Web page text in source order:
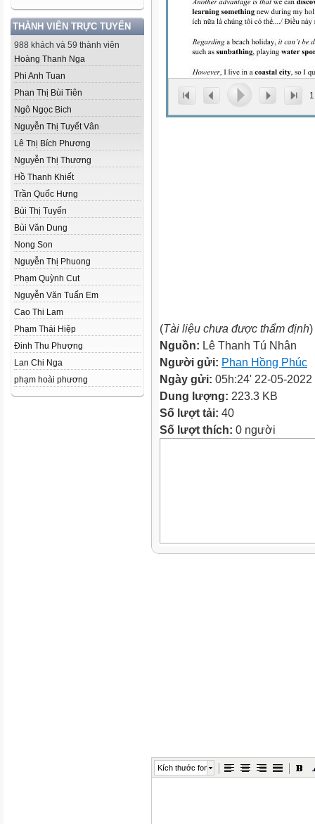
THÀNH VIÊN TRỰC TUYẾN
988 khách và 59 thành viên
Hoàng Thanh Nga
Phi Anh Tuan
Phan Thị Bùi Tiên
Ngô Ngọc Bich
Nguyễn Thị Tuyết Vân
Lê Thị Bích Phương
Nguyễn Thị Thương
Hồ Thanh Khiết
Trần Quốc Hưng
Bùi Thị Tuyến
Bùi Văn Dung
Nong Son
Nguyễn Thị Phuong
Phạm Quỳnh Cut
Nguyễn Văn Tuấn Em
Cao Thi Lam
Phạm Thái Hiệp
Đinh Thu Phượng
Lan Chi Nga
phạm hoài phương
1
(Tài liệu chưa được thẩm định)
Nguồn: Lê Thanh Tú Nhân
Người gửi: Phan Hồng Phúc
Ngày gửi: 05h:24' 22-05-2022
Dung lượng: 223.3 KB
Số lượt tải: 40
Số lượt thích: 0 người
Kích thước font